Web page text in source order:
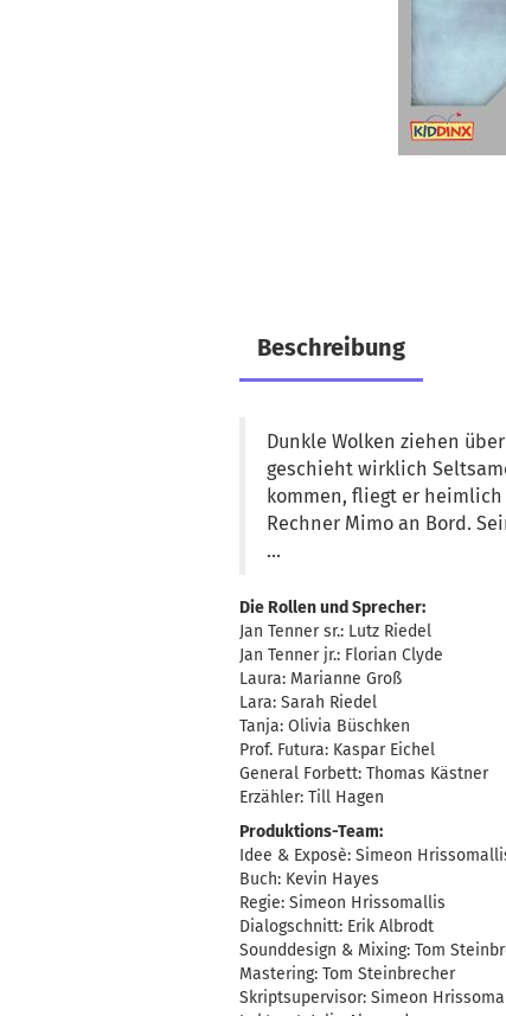
Beschreibung
Dunkle Wolken ziehen
geschieht wirklich
kommen, fliegt er
Rechner Mimo an Bord.
…
Die Rollen und Sprecher:
Jan Tenner sr.: Lutz Riedel
Jan Tenner jr.: Florian Clyde
Laura: Marianne Groß
Lara: Sarah Riedel
Tanja: Olivia Büschken
Prof. Futura: Kaspar Eichel
General Forbett: Thomas Kästner
Erzähler: Till Hagen
Produktions-Team:
Idee & Exposè: Simeon
Buch: Kevin Hayes
Regie: Simeon Hrissomallis
Dialogschnitt: Erik Albrodt
Sounddesign & Mixing: Tom
Mastering: Tom Steinbrecher
Skriptsupervisor: Simeon